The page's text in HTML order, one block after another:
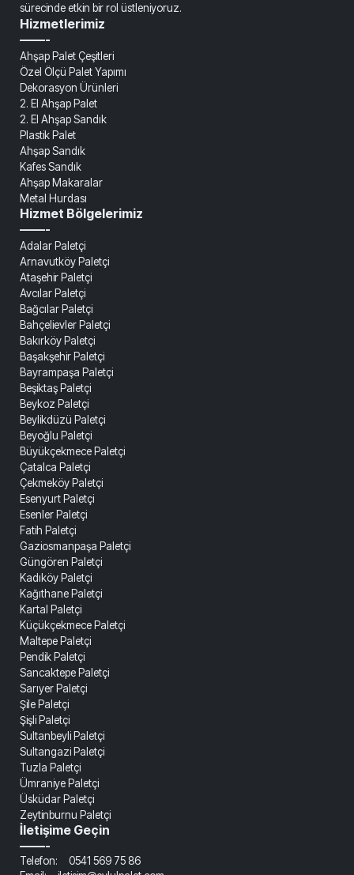
sürecinde etkin bir rol üstleniyoruz.
Hizmetlerimiz
——-
Ahşap Palet Çeşitleri
Özel Ölçü Palet Yapımı
Dekorasyon Ürünleri
2. El Ahşap Palet
2. El Ahşap Sandık
Plastik Palet
Ahşap Sandık
Kafes Sandık
Ahşap Makaralar
Metal Hurdası
Hizmet Bölgelerimiz
——-
Adalar Paletçi
Arnavutköy Paletçi
Ataşehir Paletçi
Avcılar Paletçi
Bağcılar Paletçi
Bahçelievler Paletçi
Bakırköy Paletçi
Başakşehir Paletçi
Bayrampaşa Paletçi
Beşiktaş Paletçi
Beykoz Paletçi
Beylikdüzü Paletçi
Beyoğlu Paletçi
Büyükçekmece Paletçi
Çatalca Paletçi
Çekmeköy Paletçi
Esenyurt Paletçi
Esenler Paletçi
Fatih Paletçi
Gaziosmanpaşa Paletçi
Güngören Paletçi
Kadıköy Paletçi
Kağıthane Paletçi
Kartal Paletçi
Küçükçekmece Paletçi
Maltepe Paletçi
Pendik Paletçi
Sancaktepe Paletçi
Sarıyer Paletçi
Şile Paletçi
Şişli Paletçi
Sultanbeyli Paletçi
Sultangazi Paletçi
Tuzla Paletçi
Ümraniye Paletçi
Üsküdar Paletçi
Zeytinburnu Paletçi
İletişime Geçin
——-
Telefon: 0541 569 75 86